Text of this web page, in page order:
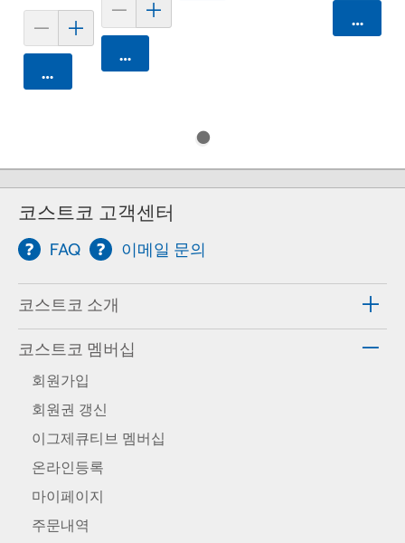
카트에 담기
카트에 담기
카트에
코스트코 고객센터
FAQ 이메일 문의
코스트코 소개
코스트코 멤버십
회원가입
회원권 갱신
이그제큐티브 멤버십
온라인등록
마이페이지
주문내역